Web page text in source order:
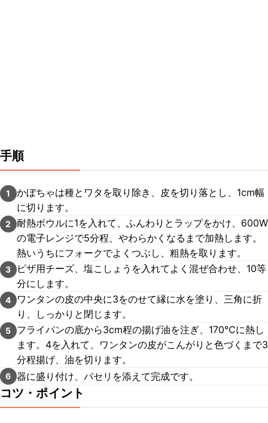
手順
1
かぼちゃは種とワタを取り除き、皮を切り落とし、1cm幅
に切ります。
2
耐熱ボウルに1を入れて、ふんわりとラップをかけ、600W
の電子レンジで5分程、やわらかくなるまで加熱します。
熱いうちにフォークでよくつぶし、粗熱を取ります。
3
ピザ用チーズ、塩こしょうを入れてよく混ぜ合わせ、10等
分にします。
4
ワンタンの皮の中央に3をのせて縁に水を塗り、三角に折
り、しっかりと閉じます。
5
フライパンの底から3cm程の揚げ油を注ぎ、170℃に熱し
ます。4を入れて、ワンタンの皮がこんがりと色づくまで3
分程揚げ、油を切ります。
6 器に盛り付け、パセリを添えて完成です。
コツ・ポイント